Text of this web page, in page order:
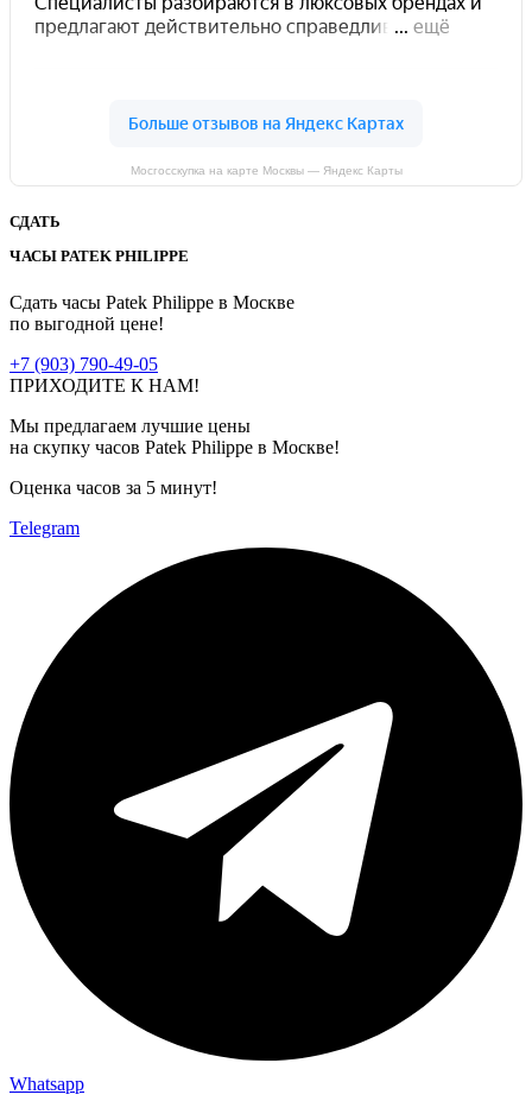
Мосгосскупка на карте Москвы — Яндекс Карты
СДАТЬ
ЧАСЫ PATEK PHILIPPE
Сдать часы Patek Philippe в Москве
по выгодной цене!
+7 (903) 790-49-05
ПРИХОДИТЕ К НАМ!
Мы предлагаем лучшие цены
на скупку часов Patek Philippe в Москве!
Оценка часов за 5 минут!
Telegram
Whatsapp